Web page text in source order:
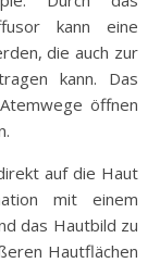
kann eine
die auch zur
kann. Das
öffnen
auf die Haut
mit einem
das Hautbild zu
Hautflächen